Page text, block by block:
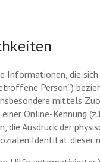
Informationen, die
Person“)
mittels
Online-Kennung
Ausdruck der
Identität dieser